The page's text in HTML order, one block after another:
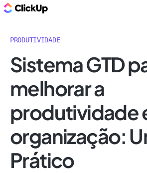
PRODUTIVIDADE
Sistema GTD
melhorar a
produtividade
organização:
Prático